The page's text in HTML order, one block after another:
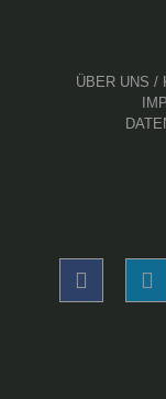
ÜBER UNS /